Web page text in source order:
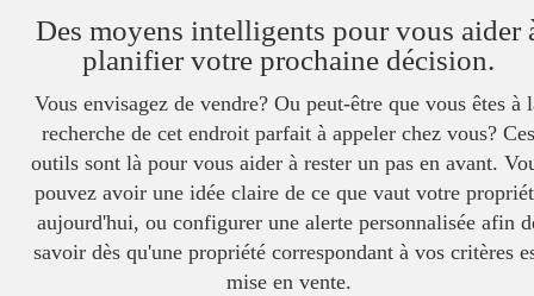
Des moyens intelligents pour vous aider
planifier votre prochaine décision.
Vous envisagez de vendre? Ou peut-être que vous êtes à
recherche de cet endroit parfait à appeler chez vous? Ces
outils sont là pour vous aider à rester un pas en avant.
pouvez avoir une idée claire de ce que vaut votre
aujourd'hui, ou configurer une alerte personnalisée afin
savoir dès qu'une propriété correspondant à vos critères
mise en vente.